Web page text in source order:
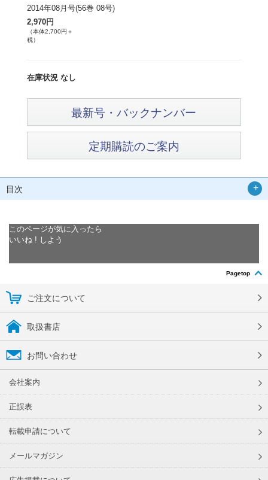
2014年08月号(56巻 08号)
2,970円
（本体2,700円＋
税）
在庫状況 なし
最新号・バックナンバー
定期購読のご案内
目次
このページが気に入ったら
いいね ! しよう
Pagetop
ご注文について
取扱書店
お問い合わせ
会社案内
正誤表
転載申請について
メールマガジン